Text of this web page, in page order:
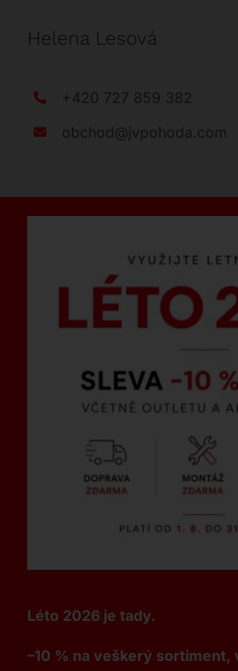
Helena Lesová
+420 727 859 382
obchod@jvpohoda.com
Léto 2026 je tady.
–10 % na veškerý sortiment,